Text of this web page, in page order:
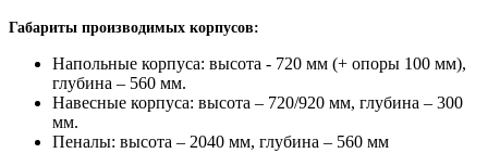
Габариты производимых корпусов:
Напольные корпуса: высота - 720 мм (+ опоры 100 мм),
глубина – 560 мм.
Навесные корпуса: высота – 720/920 мм, глубина – 300
мм.
Пеналы: высота – 2040 мм, глубина – 560 мм